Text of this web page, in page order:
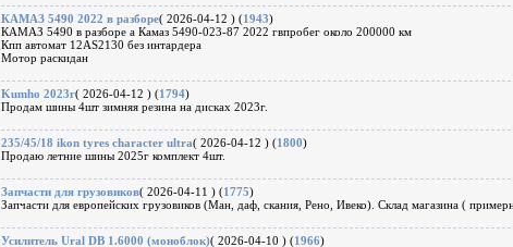
КАМАЗ 5490 2022 в разборе( 2026-04-12 ) (1943)
КАМАЗ 5490 в разборе а Камаз 5490-023-87 2022 гвпробег около 200000 км
Кпп автомат 12AS2130 без интардера
Мотор раскидан
Kumho 2023г( 2026-04-12 ) (1794)
Продам шины 4шт зимняя резина на дисках 2023г.
235/45/18 ikon tyres character ultra( 2026-04-12 ) (1800)
Продаю летние шины 2025г комплект 4шт.
Запчасти для грузовиков( 2026-04-11 ) (1775)
Запчасти для европейских грузовиков (Ман, даф, скания, Рено, Ивеко). Склад магазина (
Усилитель Ural DB 1.6000 (моноблок)( 2026-04-10 ) (1966)